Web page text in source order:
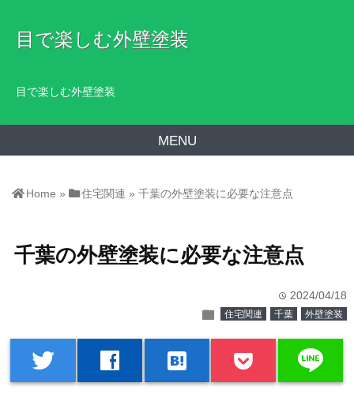
目で楽しむ外壁塗装
目で楽しむ外壁塗装
MENU
Home » 住宅関連 »千葉の外壁塗装に必要な注意点
千葉の外壁塗装に必要な注意点
time 2024/04/18
folder 住宅関連 千葉 外壁塗装
twitter facebook hatenabookmark line